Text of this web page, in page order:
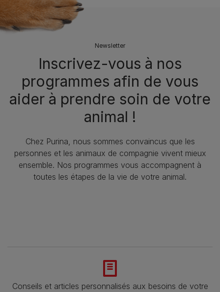
Newsletter
Inscrivez-vous à nos
programmes afin de vous
aider à prendre soin de votre
animal !
Chez Purina, nous sommes convaincus que les
personnes et les animaux de compagnie vivent mieux
ensemble. Nos programmes vous accompagnent à
toutes les étapes de la vie de votre animal.​
Conseils et articles personnalisés aux besoins de votre